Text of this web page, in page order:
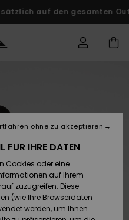
auf den gesamten Outlet-
FÜR IHRE DATEN
Cookies oder eine
auf Ihrem
zuzugreifen. Diese
(wie Ihre Browserdaten
werden, um Ihnen
ohne zu akzeptieren